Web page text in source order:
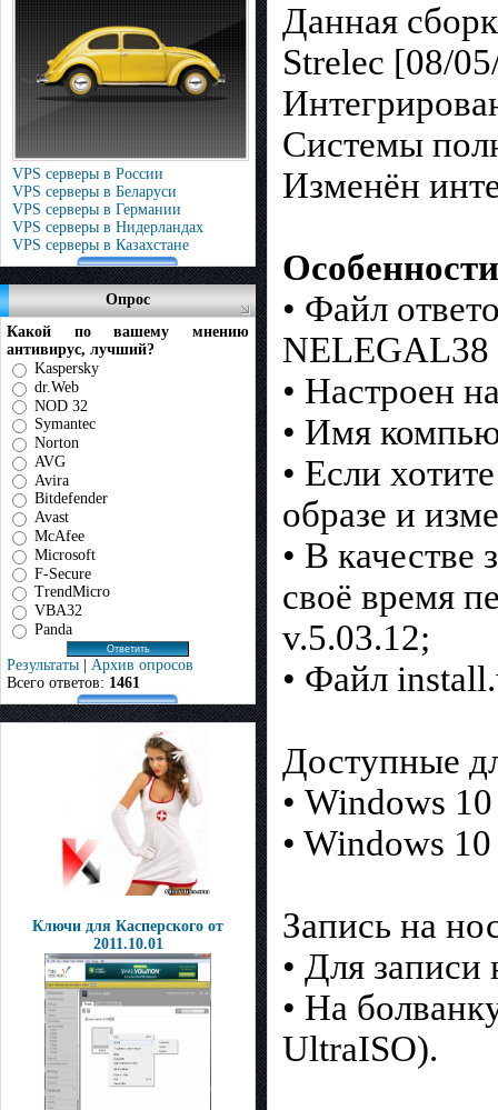
VPS серверы в России
VPS серверы в Беларуси
VPS серверы в Германии
VPS серверы в Нидерландах
VPS серверы в Казахстане
Опрос
Какой по вашему мнению
антивирус, лучший?
Kaspersky
dr.Web
NOD 32
Symantec
Norton
AVG
Avira
Bitdefender
Avast
McAfee
Microsoft
F-Secure
TrendMicro
VBA32
Panda
Результаты | Архив опросов
Всего ответов: 1461
Ключи для Касперского от
2011.10.01
Данная
Strelec [08/
Системы
Изменён
• Файл
• Настроен
• Имя
• Если
образе и
• В качестве
своё время
v.5.03.12;
• Файл
Доступные
• Windows
• Windows
Запись на
• Для
• На
UltraISO).